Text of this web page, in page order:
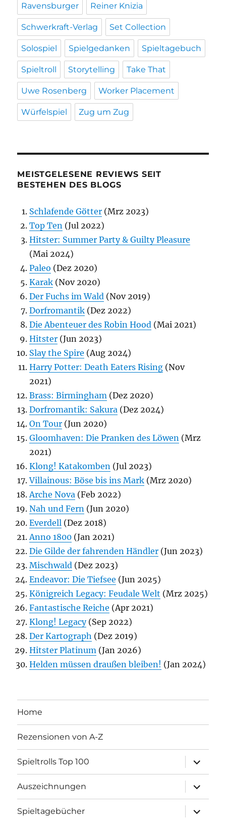
Ravensburger Reiner Knizia
Schwerkraft-Verlag Set Collection
Solospiel Spielgedanken Spieltagebuch
Spieltroll Storytelling Take That
Uwe Rosenberg Worker Placement
Würfelspiel Zug um Zug
MEISTGELESENE REVIEWS SEIT
BESTEHEN DES BLOGS
Schlafende Götter (Mrz 2023)
Top Ten (Jul 2022)
Hitster: Summer Party & Guilty Pleasure
(Mai 2024)
Paleo (Dez 2020)
Karak (Nov 2020)
Der Fuchs im Wald (Nov 2019)
Dorfromantik (Dez 2022)
Die Abenteuer des Robin Hood (Mai 2021)
Hitster (Jun 2023)
Slay the Spire (Aug 2024)
Harry Potter: Death Eaters Rising (Nov
2021)
Brass: Birmingham (Dez 2020)
Dorfromantik: Sakura (Dez 2024)
On Tour (Jun 2020)
Gloomhaven: Die Pranken des Löwen (Mrz
2021)
Klong! Katakomben (Jul 2023)
Villainous: Böse bis ins Mark (Mrz 2020)
Arche Nova (Feb 2022)
Nah und Fern (Jun 2020)
Everdell (Dez 2018)
Anno 1800 (Jan 2021)
Die Gilde der fahrenden Händler (Jun 2023)
Mischwald (Dez 2023)
Endeavor: Die Tiefsee (Jun 2025)
Königreich Legacy: Feudale Welt (Mrz 2025)
Fantastische Reiche (Apr 2021)
Klong! Legacy(Sep 2022)
Der Kartograph (Dez 2019)
Hitster Platinum (Jan 2026)
Helden müssen draußen bleiben! (Jan 2024)
Home
Rezensionen von A-Z
Spieltrolls Top 100
öffnen
Auszeichnungen
öffnen
Spieltagebücher
öffnen